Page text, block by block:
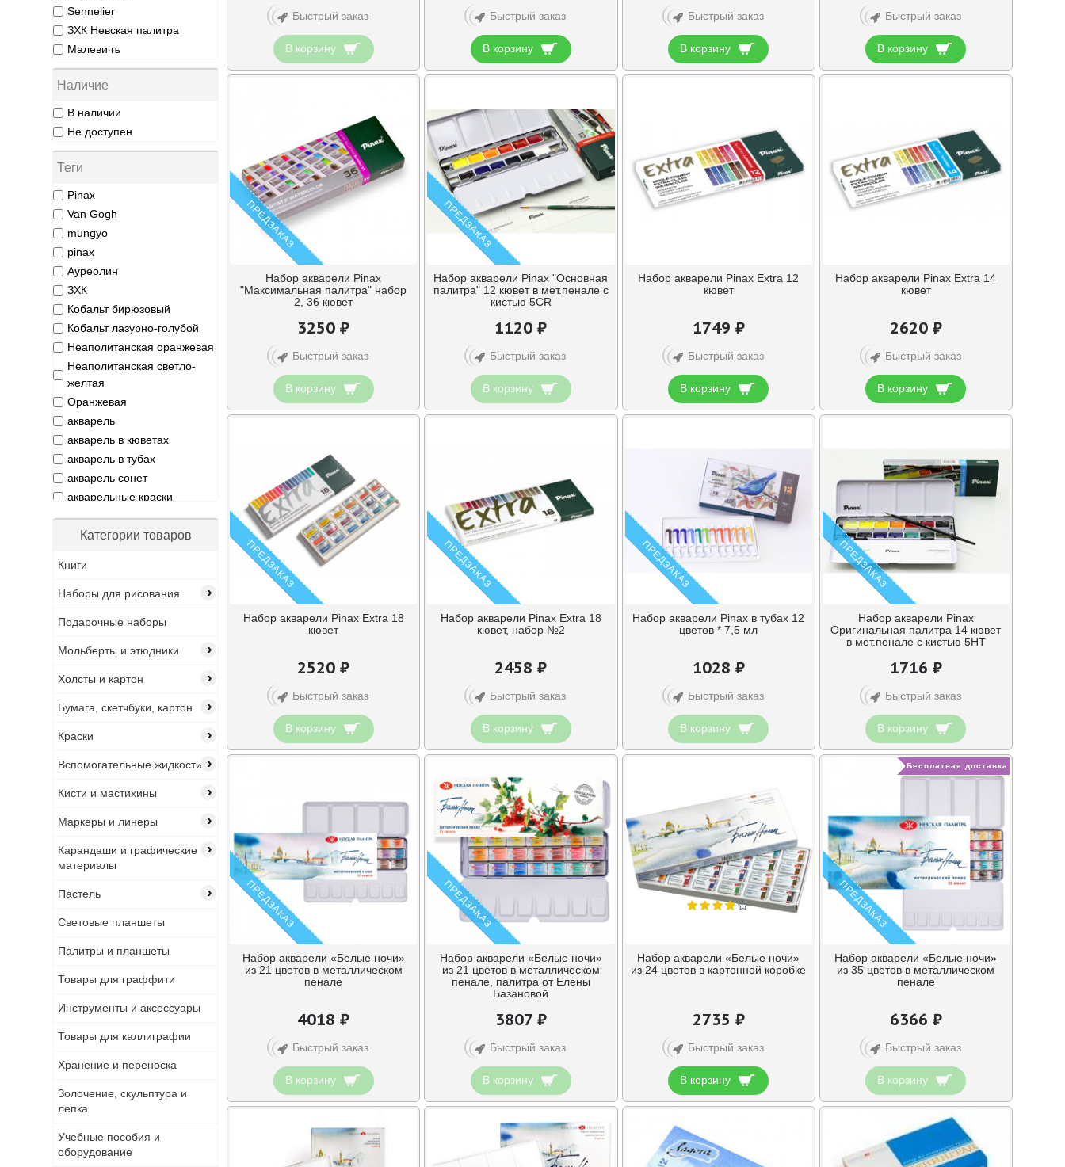
Sennelier
ЗХК Невская палитра
Малевичъ
Наличие
В наличии
Не доступен
Теги
Pinax
Van Gogh
mungyo
pinax
Ауреолин
ЗХК
Кобальт бирюзовый
Кобальт лазурно-голубой
Неаполитанская оранжевая
Неаполитанская светло-
желтая
Оранжевая
акварель
акварель в кюветах
акварель в тубах
акварель сонет
акварельные краски
белые ночи
в школу
венецианская пурпурная
гераниевая красная
зкх
краски
кювета
ладога
набор
набор акварели
пинакс
полу кювета
Категории товаров
Книги
Наборы для рисования ›
Подарочные наборы
Мольберты и этюдники ›
Холсты и картон ›
Бумага, скетчбуки, картон ›
Краски ›
Вспомогательные жидкости ›
Кисти и мастихины ›
Маркеры и линеры ›
Карандаши и графические
материалы
›
Пастель ›
Световые планшеты
Палитры и планшеты
Товары для граффити
Инструменты и аксессуары
Товары для каллиграфии
Хранение и переноска
Золочение, скульптура и
лепка
Учебные пособия и
оборудование
Быстрый заказ
В корзину
Быстрый заказ
В корзину
Быстрый заказ
В корзину
Быстрый заказ
В корзину
ПРЕДЗАКАЗ
Набор акварели Pinax
"Максимальная палитра" набор
2, 36 кювет
3250 ₽
Быстрый заказ
В корзину
ПРЕДЗАКАЗ
Набор акварели Pinax "Основная
палитра" 12 кювет в мет.пенале c
кистью 5CR
1120 ₽
Быстрый заказ
В корзину
Набор акварели Pinax Extra 12
кювет
1749 ₽
Быстрый заказ
В корзину
Набор акварели Pinax Extra 14
кювет
2620 ₽
Быстрый заказ
В корзину
ПРЕДЗАКАЗ
Набор акварели Pinax Extra 18
кювет
2520 ₽
Быстрый заказ
В корзину
ПРЕДЗАКАЗ
Набор акварели Pinax Extra 18
кювет, набор №2
2458 ₽
Быстрый заказ
В корзину
ПРЕДЗАКАЗ
Набор акварели Pinax в тубах 12
цветов * 7,5 мл
1028 ₽
Быстрый заказ
В корзину
ПРЕДЗАКАЗ
Набор акварели Pinax
Оригинальная палитра 14 кювет
в мет.пенале с кистью 5НТ
1716 ₽
Быстрый заказ
В корзину
ПРЕДЗАКАЗ
Набор акварели «Белые ночи»
из 21 цветов в металлическом
пенале
4018 ₽
Быстрый заказ
В корзину
ПРЕДЗАКАЗ
Набор акварели «Белые ночи»
из 21 цветов в металлическом
пенале, палитра от Елены
Базановой
3807 ₽
Быстрый заказ
В корзину
Набор акварели «Белые ночи»
из 24 цветов в картонной коробке
2735 ₽
Быстрый заказ
В корзину
Бесплатная доставка
ПРЕДЗАКАЗ
Набор акварели «Белые ночи»
из 35 цветов в металлическом
пенале
6366 ₽
Быстрый заказ
В корзину